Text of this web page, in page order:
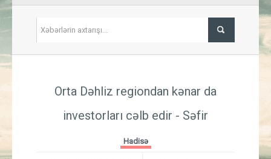
İqtisadiyyat
Orta Dəhliz regiondan kənar da
investorları cəlb edir - Səfir
Hadisə